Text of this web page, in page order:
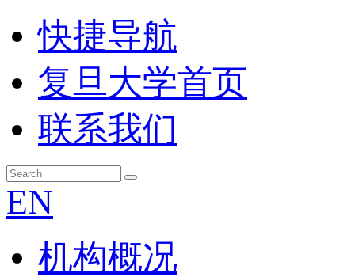
快捷导航
复旦大学首页
联系我们
EN
机构概况